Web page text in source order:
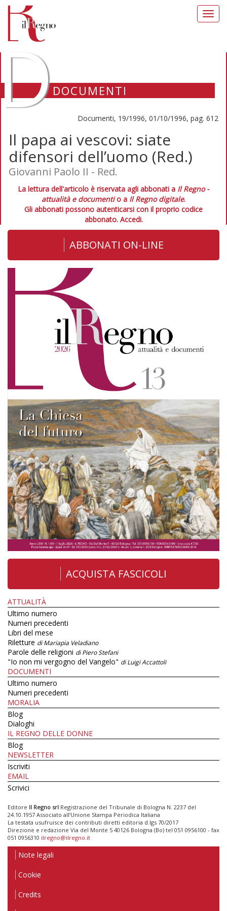
DOCUMENTI
Documenti, 19/1996, 01/10/1996, pag. 612
Il papa ai vescovi: siate
difensori dell’uomo (Red.)
Giovanni Paolo II - Red.
La lettura dell'articolo è riservata agli abbonati a Il Regno -
attualità e documentio a Il Regno digitale.
Gli abbonati possono autenticarsi con il proprio codice
abbonato. Accedi.
ABBONATI ON-LINE
ACQUISTA FASCICOLI
ATTUALITÀ
Ultimo numero
Numeri precedenti
Libri del mese
Riletture di Mariapia Veladiano
Parole delle religioni di Piero Stefani
"Io non mi vergogno del Vangelo" di Luigi Accattoli
DOCUMENTI
Ultimo numero
Numeri precedenti
MORALIA
Blog
Dialoghi
IL REGNO DELLE DONNE
Blog
NEWSLETTER
Iscriviti
EMAIL
Scrivici
Editore Il Regno srl Registrazione del Tribunale di Bologna N. 2237 del
24.10.1957 Associato all’Unione Stampa Periodica Italiana
La testata usufruisce dei contributi diretti editoria d.lgs 70/2017
Direzione e redazione Via del Monte 5 40126 Bologna (Bo) tel 051 0956100 - fax
051 0956310 ilregno@ilregno.it
Note legali
Cookie
Credits